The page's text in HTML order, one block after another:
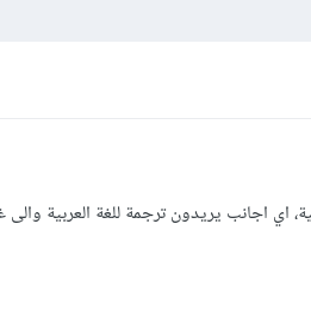
اي اجانب يريدون ترجمة للغة العربية